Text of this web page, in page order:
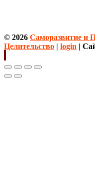
© 2026 Саморазвитие и
Целительство | login |